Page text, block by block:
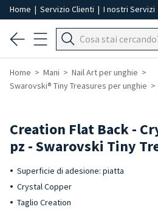
Home | Servizio Clienti | I nostri Servizi
Home Mani
Nail Art per unghie
Swarovski® Tiny Treasures per unghie
Creation Flat Back -
pz - Swarovski Tiny
Superficie di adesione: piatta
Crystal Copper
Taglio Creation